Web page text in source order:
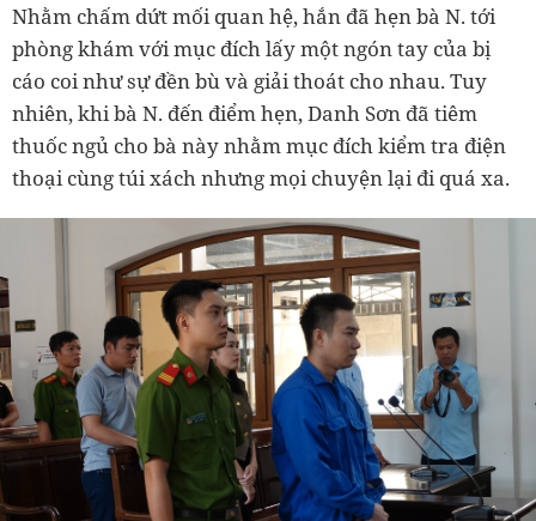
Nhằm chấm dứt mối quan hệ, hắn đã hẹn bà N. tới
phòng khám với mục đích lấy một ngón tay của bị
cáo coi như sự đền bù và giải thoát cho nhau. Tuy
nhiên, khi bà N. đến điểm hẹn, Danh Sơn đã tiêm
thuốc ngủ cho bà này nhằm mục đích kiểm tra điện
thoại cùng túi xách nhưng mọi chuyện lại đi quá xa.